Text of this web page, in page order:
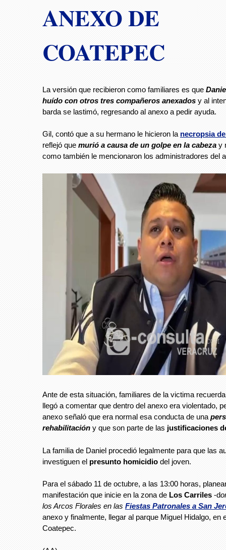
ANEXO DE
COATEPEC
La versión que recibieron como familiares es que
huído con otros tres compañeros anexados y al
barda se lastimó, regresando al anexo a pedir ayuda.
Gil, contó que a su hermano le hicieron la necropsia
reflejó que murió a causa de un golpe en la cabeza y
como también le mencionaron los administradores del
Ante de esta situación, familiares de la victima
llegó a comentar que dentro del anexo era violentado,
anexo señaló que era normal esa conducta de una
rehabilitación y que son parte de las justificaciones
La familia de Daniel procedió legalmente para que las
investiguen el presunto homicidio del joven.
Para el sábado 11 de octubre, a las 13:00 horas,
manifestación que inicie en la zona de Los Carriles -d
los Arcos Florales en las Fiestas Patronales a San
anexo y finalmente, llegar al parque Miguel Hidalgo, en
Coatepec.